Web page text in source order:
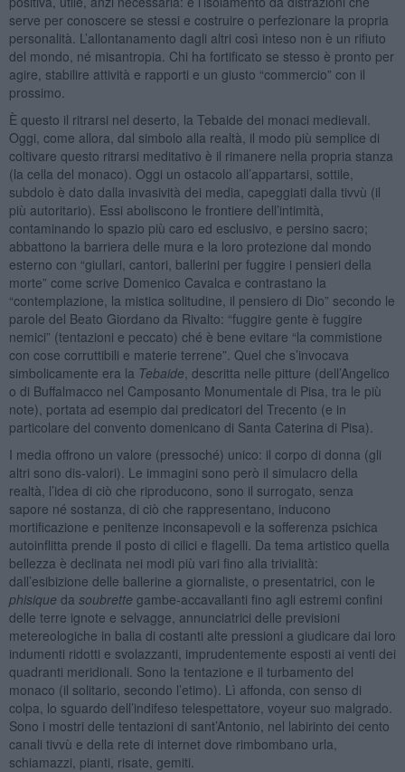
serve per conoscere se stessi e costruire o perfezionare la propria
personalità. L’allontanamento dagli altri così inteso non è un rifiuto
del mondo, né misantropia. Chi ha fortificato se stesso è pronto per
agire, stabilire attività e rapporti e un giusto “commercio” con il
prossimo.
È questo il ritrarsi nel deserto, la Tebaide dei monaci medievali.
Oggi, come allora, dal simbolo alla realtà, il modo più semplice di
coltivare questo ritrarsi meditativo è il rimanere nella propria stanza
(la cella del monaco). Oggi un ostacolo all’appartarsi, sottile,
subdolo è dato dalla invasività dei media, capeggiati dalla tivvù (il
più autoritario). Essi aboliscono le frontiere dell’intimità,
contaminando lo spazio più caro ed esclusivo, e persino sacro;
abbattono la barriera delle mura e la loro protezione dal mondo
esterno con “giullari, cantori, ballerini per fuggire i pensieri della
morte” come scrive Domenico Cavalca e contrastano la
“contemplazione, la mistica solitudine, il pensiero di Dio” secondo le
parole del Beato Giordano da Rivalto: “fuggire gente è fuggire
nemici” (tentazioni e peccato) ché è bene evitare “la commistione
con cose corruttibili e materie terrene”. Quel che s’invocava
simbolicamente era la Tebaide , descritta nelle pitture (dell’Angelico
o di Buffalmacco nel Camposanto Monumentale di Pisa, tra le più
note), portata ad esempio dai predicatori del Trecento (e in
particolare del convento domenicano di Santa Caterina di Pisa).
I media offrono un valore (pressoché) unico: il corpo di donna (gli
altri sono dis-valori). Le immagini sono però il simulacro della
realtà, l’idea di ciò che riproducono, sono il surrogato, senza
sapore né sostanza, di ciò che rappresentano, inducono
mortificazione e penitenze inconsapevoli e la sofferenza psichica
autoinflitta prende il posto di cilici e flagelli. Da tema artistico quella
bellezza è declinata nei modi più vari fino alla trivialità:
dall’esibizione delle ballerine a giornaliste, o presentatrici, con le
phisique da soubrette gambe-accavallanti fino agli estremi confini
delle terre ignote e selvagge, annunciatrici delle previsioni
metereologiche in balia di costanti alte pressioni a giudicare dai loro
indumenti ridotti e svolazzanti, imprudentemente esposti ai venti dei
quadranti meridionali. Sono la tentazione e il turbamento del
monaco (il solitario, secondo l’etimo). Lì affonda, con senso di
colpa, lo sguardo dell’indifeso telespettatore, voyeur suo malgrado.
Sono i mostri delle tentazioni di sant’Antonio, nel labirinto dei cento
canali tivvù e della rete di internet dove rimbombano urla,
schiamazzi, pianti, risate, gemiti.